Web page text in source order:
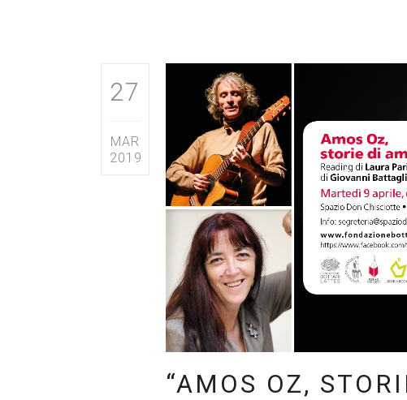
27
MAR
2019
“AMOS OZ,